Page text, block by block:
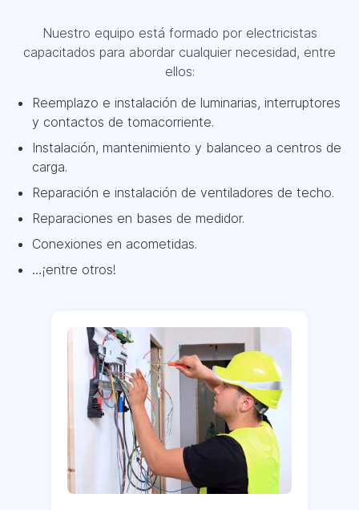
Nuestro equipo está formado por electricistas
capacitados para abordar cualquier necesidad, entre
ellos:
Reemplazo e instalación de luminarias, interruptores
y contactos de tomacorriente.
Instalación, mantenimiento y balanceo a centros de
carga.
Reparación e instalación de ventiladores de techo.
Reparaciones en bases de medidor.
Conexiones en acometidas.
…¡entre otros!